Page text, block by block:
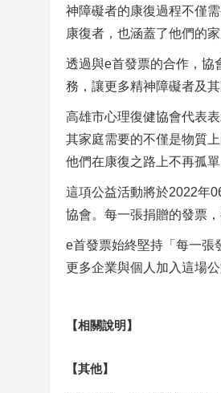
神障礙者的康復過程不僅
康復者，也涵蓋了他們的
透過與e首發票的合作，協
務，讓更多精神障礙者及
高雄市心理復健協會代表
其家庭需要的不僅是物質
他們在康復之路上不再孤單
這項公益活動將於2022年
協會。每一張捐贈的發票
e首發票始終堅持「每一張
更多企業與個人加入這場
【相關說明】
【其他】